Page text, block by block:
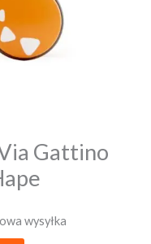
Gattino
wysyłka